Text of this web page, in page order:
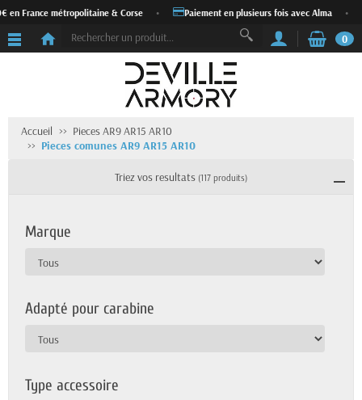
métropolitaine & Corse • Paiement en plusieurs fois avec Alma •
0
Accueil
Pieces AR9 AR15 AR10
Pieces comunes AR9 AR15 AR10
Triez vos resultats (117 produits)
Marque
Adapté pour carabine
Type accessoire